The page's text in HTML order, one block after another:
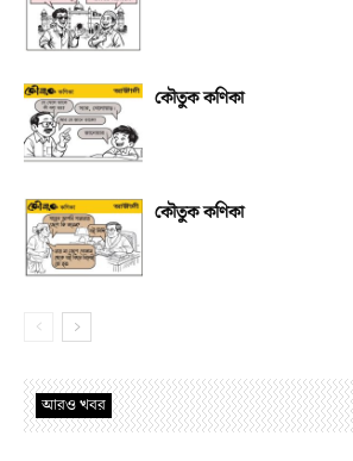
কৌতুক কণিকা
কৌতুক কণিকা
আরও খবর